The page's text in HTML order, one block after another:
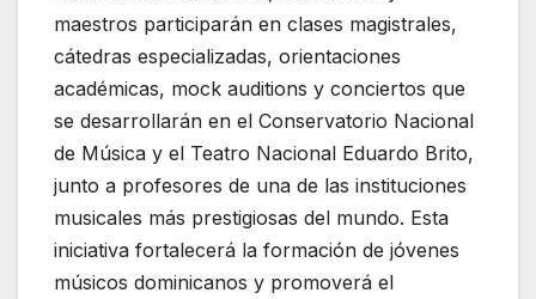
maestros participarán en clases magistrales,
cátedras especializadas, orientaciones
académicas, mock auditions y conciertos que
se desarrollarán en el Conservatorio Nacional
de Música y el Teatro Nacional Eduardo Brito,
junto a profesores de una de las instituciones
musicales más prestigiosas del mundo. Esta
iniciativa fortalecerá la formación de jóvenes
músicos dominicanos y promoverá el